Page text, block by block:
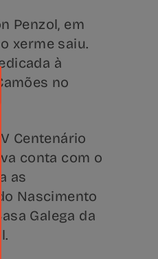
Penzol, em
xerme saiu.
à
no
Centenário
conta com o
as
Nascimento
Galega da